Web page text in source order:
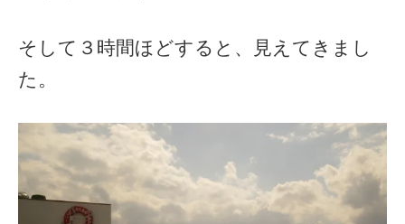
そして３時間ほどすると、見えてきまし
た。